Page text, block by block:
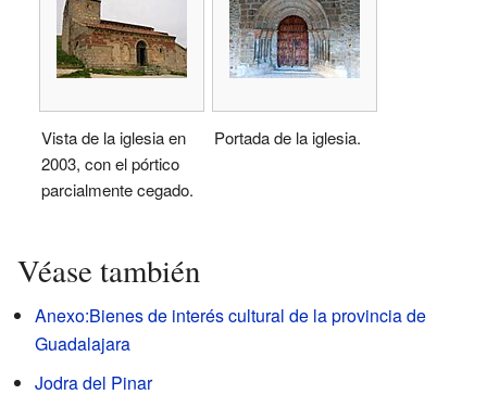
Vista de la iglesia en
2003, con el pórtico
parcialmente cegado.
Portada de la iglesia.
Véase también
Anexo:Bienes de interés cultural de la provincia de
Guadalajara
Jodra del Pinar